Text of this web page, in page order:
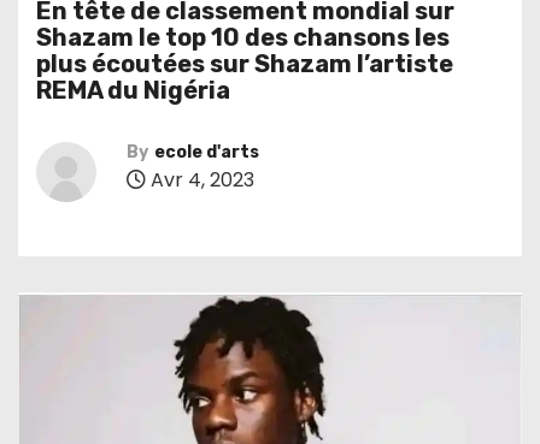
En tête de classement mondial sur
Shazam le top 10 des chansons les
plus écoutées sur Shazam l’artiste
REMA du Nigéria
By ecole d'arts
Avr 4, 2023